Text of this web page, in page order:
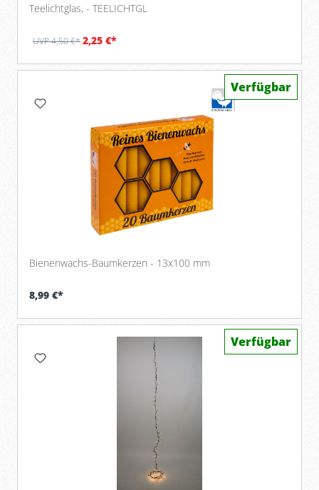
Teelichtglas, - TEELICHTGL
UVP 4,50 €*2,25 €*
Bienenwachs-Baumkerzen - 13x100 mm
8,99 €*
Verfügbar
Verfügbar